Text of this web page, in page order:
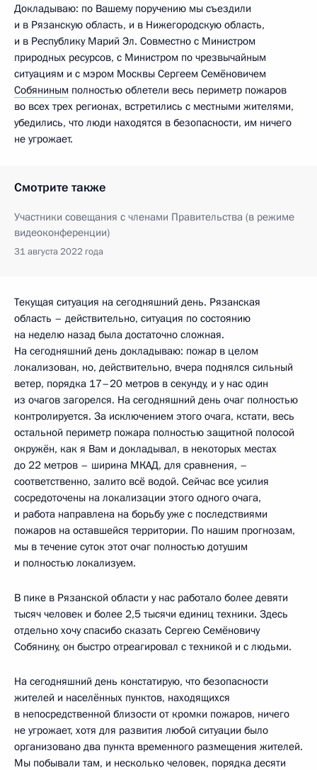
Докладываю: по Вашему поручению мы съездили
и в Рязанскую область, и в Нижегородскую область,
и в Республику Марий Эл. Совместно с Министром
природных ресурсов, с Министром по чрезвычайным
ситуациям и с мэром Москвы Сергеем Семёновичем
Собяниным полностью облетели весь периметр пожаров
во всех трех регионах, встретились с местными жителями,
убедились, что люди находятся в безопасности, им ничего
не угрожает.
Смотрите также
Участники совещания с членами Правительства (в режиме
видеоконференции)
31 августа 2022 года
Текущая ситуация на сегодняшний день. Рязанская
область – действительно, ситуация по состоянию
на неделю назад была достаточно сложная.
На сегодняшний день докладываю: пожар в целом
локализован, но, действительно, вчера поднялся сильный
ветер, порядка 17–20 метров в секунду, и у нас один
из очагов загорелся. На сегодняшний день очаг полностью
контролируется. За исключением этого очага, кстати, весь
остальной периметр пожара полностью защитной полосой
окружён, как я Вам и докладывал, в некоторых местах
до 22 метров – ширина МКАД, для сравнения, –
соответственно, залито всё водой. Сейчас все усилия
сосредоточены на локализации этого одного очага,
и работа направлена на борьбу уже с последствиями
пожаров на оставшейся территории. По нашим прогнозам,
мы в течение суток этот очаг полностью дотушим
и полностью локализуем.
В пике в Рязанской области у нас работало более девяти
тысяч человек и более 2,5 тысячи единиц техники. Здесь
отдельно хочу спасибо сказать Сергею Семёновичу
Собянину, он быстро отреагировал с техникой и с людьми.
На сегодняшний день констатирую, что безопасности
жителей и населённых пунктов, находящихся
в непосредственной близости от кромки пожаров, ничего
не угрожает, хотя для развития любой ситуации было
организовано два пункта временного размещения жителей.
Мы побывали там, и несколько человек, порядка десяти